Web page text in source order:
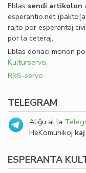
Eblas sendi artikolon
esperantio.net
rajto por esperantaj
por la ceteraj.
Eblas donaci monon
Kulturservo.
RSS-servo
TELEGRAM
Aliĝu al la
HeKomunikoj
ESPERANTA